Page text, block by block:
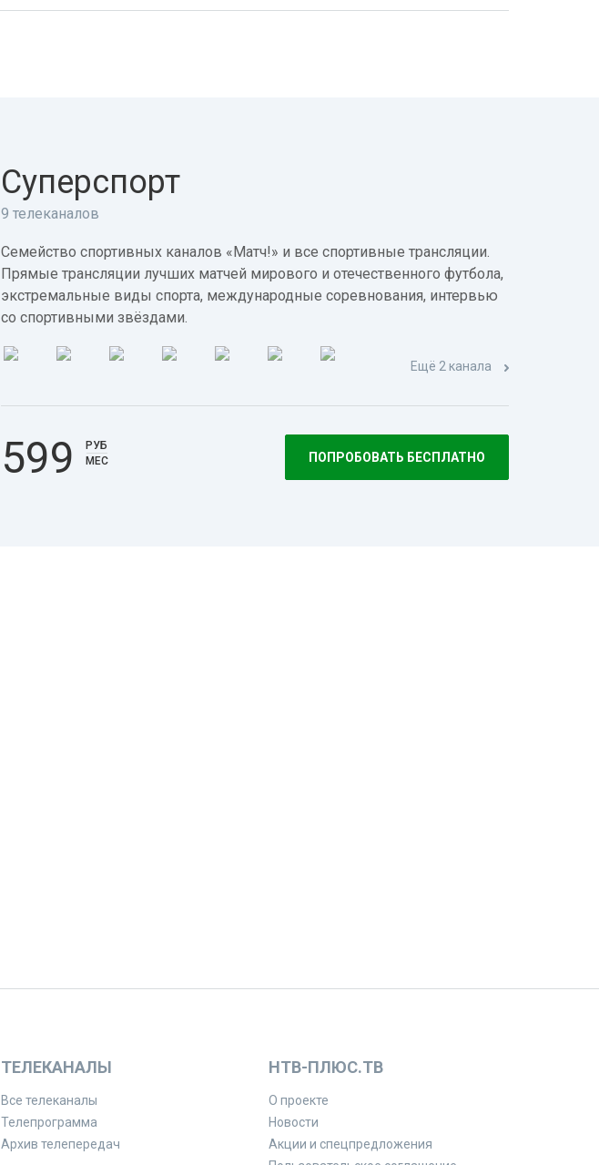
Суперспорт
9 телеканалов
Семейство спортивных каналов «Матч!» и все спортивные трансляции.
Прямые трансляции лучших матчей мирового и отечественного футбола,
экстремальные виды спорта, международные соревнования, интервью
со спортивными звёздами.
Ещё 2 канала
599
РУБ
МЕС
ПОПРОБОВАТЬ БЕСПЛАТНО
ТЕЛЕКАНАЛЫ
Все телеканалы
Телепрограмма
Архив телепередач
НТВ-ПЛЮС.ТВ
О проекте
Новости
Акции и спецпредложения